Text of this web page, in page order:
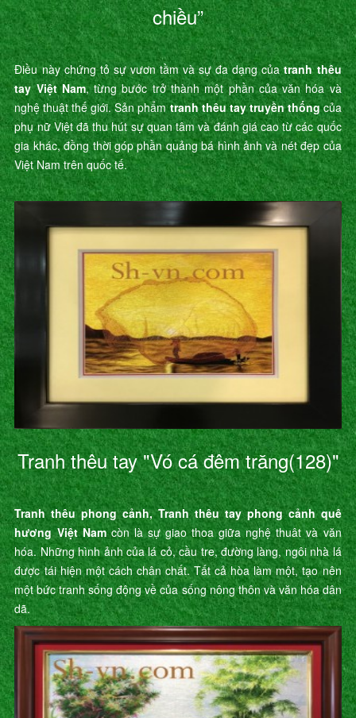
chiều”
Điều này chứng tỏ sự vươn tầm và sự đa dạng củatranh thêu
tay Việt Nam, từng bước trở thành một phần của văn hóa và
nghệ thuật thế giới. Sản phẩmtranh thêu tay truyền thốngcủa
phụ nữ Việt đã thu hút sự quan tâm và đánh giá cao từ các quốc
gia khác, đồng thời góp phần quảng bá hình ảnh và nét đẹp của
Việt Nam trên quốc tế.
Tranh thêu tay "Vó cá đêm trăng(128)"
Tranh thêu phong cảnh, Tranh thêu tay phong cảnh quê
hương Việt Namcòn là sự giao thoa giữa nghệ thuât và văn
hóa. Những hình ảnh của lá cỏ, cầu tre, đường làng, ngôi nhà lá
được tái hiện một cách chân chất. Tất cả hòa làm một, tạo nên
một bức tranh sống động về của sống nông thôn và văn hóa dân
dã.